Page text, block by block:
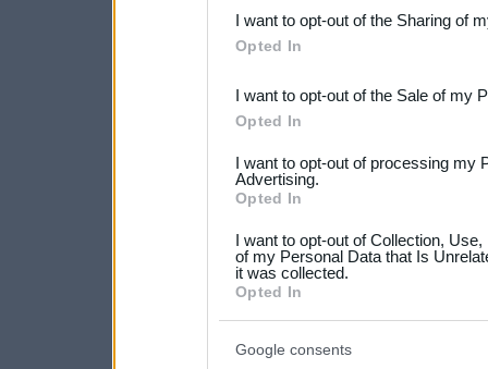
Downstream Participants
third parties.
Please note that this
not limited to your visit or
your data for below
consent section.
I want to opt-out of the Sharing of
Opted In
I want to opt-out of the Sale of my
Opted In
I want to opt-out of processing my
Advertising.
Opted In
I want to opt-out of Collection,
of my Personal Data that Is
it was collected.
Opted In
Google consents